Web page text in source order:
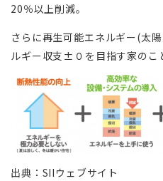
20％以上削減。
さらに再生可能エネルギー(太
ルギー収支±０を目指す家のこ
出典：SIIウェブサイト